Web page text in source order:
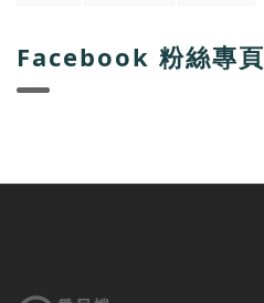
Facebook 粉絲專頁